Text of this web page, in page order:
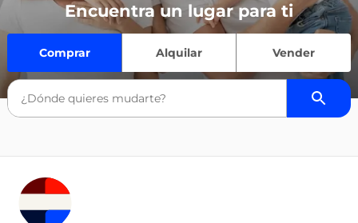
Encuentra un lugar para ti
Comprar Alquilar Vender